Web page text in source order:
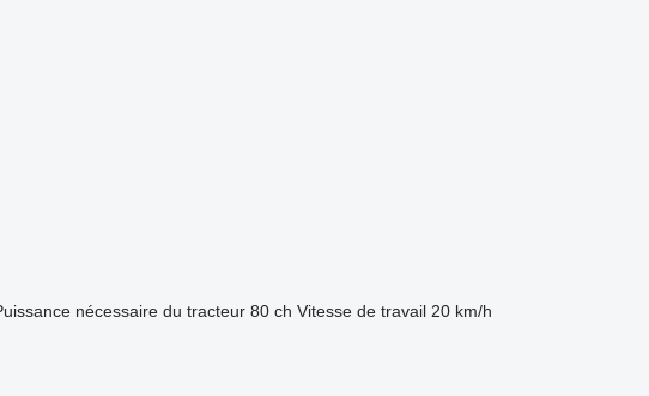
nécessaire du tracteur 80 ch Vitesse de travail 20 km/h